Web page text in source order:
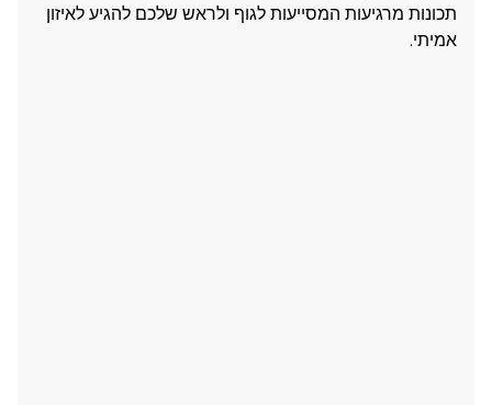
תכונות מרגיעות המסייעות לגוף ולראש שלכם להגיע לאיזון
אמיתי.